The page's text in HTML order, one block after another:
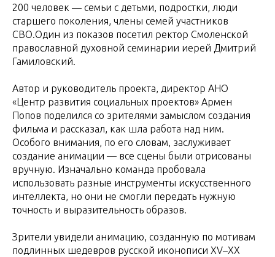
200 человек — семьи с детьми, подростки, люди
старшего поколения, члены семей участников
СВО.Один из показов посетил ректор Смоленской
православной духовной семинарии иерей Дмитрий
Гамиловский.
Автор и руководитель проекта, директор АНО
«Центр развития социальных проектов» Армен
Попов поделился со зрителями замыслом создания
фильма и рассказал, как шла работа над ним.
Особого внимания, по его словам, заслуживает
создание анимации — все сцены были отрисованы
вручную. Изначально команда пробовала
использовать разные инструменты искусственного
интеллекта, но они не смогли передать нужную
точность и выразительность образов.
Зрители увидели анимацию, созданную по мотивам
подлинных шедевров русской иконописи XV–XX